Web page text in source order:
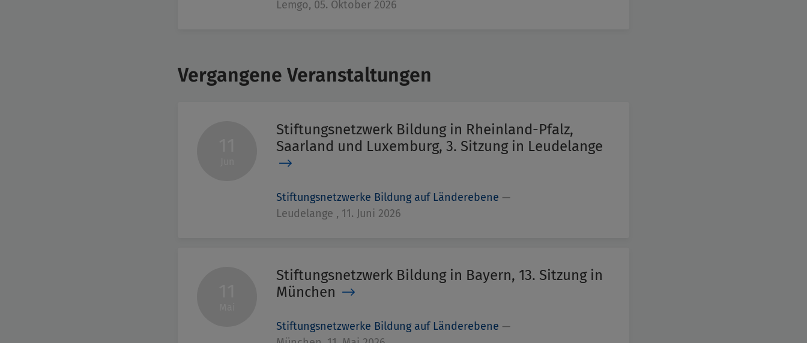
Lemgo, 05. Oktober 2026
Vergangene Veranstaltungen
Stiftungsnetzwerk Bildung in Rheinland-Pfalz,
Saarland und Luxemburg, 3. Sitzung in Leudelange
Stiftungsnetzwerke Bildung auf Länderebene —
Leudelange , 11. Juni 2026
Stiftungsnetzwerk Bildung in Bayern, 13. Sitzung in
München
Stiftungsnetzwerke Bildung auf Länderebene —